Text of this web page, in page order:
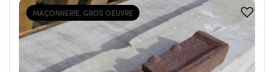
MAÇONNERIE, GROS OEUVRE